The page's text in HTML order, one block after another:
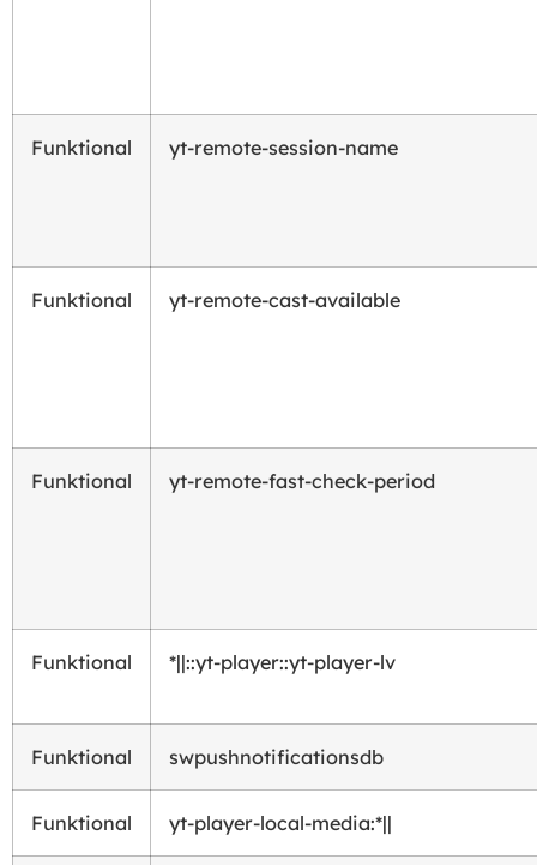
Funktional yt-remote-session-name
Funktional yt-remote-cast-available
Funktional yt-remote-fast-check-period
Funktional *||::yt-player::yt-player-lv
Funktional swpushnotificationsdb
Funktional yt-player-local-media:*||